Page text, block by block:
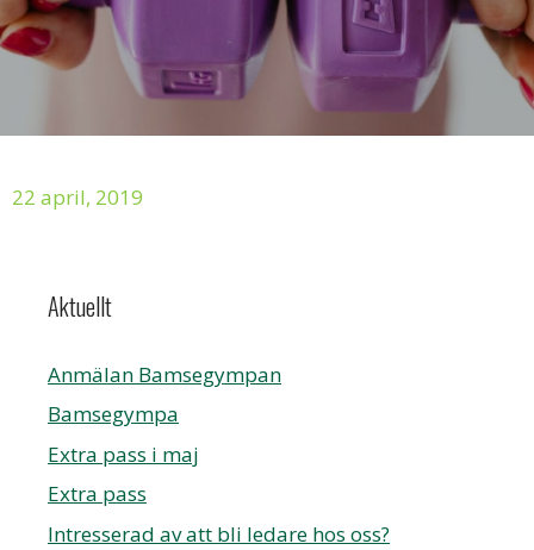
22 april, 2019
Aktuellt
Anmälan Bamsegympan
Bamsegympa
Extra pass i maj
Extra pass
Intresserad av att bli ledare hos oss?